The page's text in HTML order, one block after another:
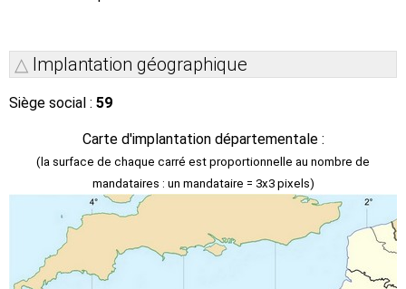
Implantation géographique
Siège social : 59
Carte d'implantation départementale :
(la surface de chaque carré est proportionnelle au nombre de
mandataires : un mandataire = 3x3 pixels)